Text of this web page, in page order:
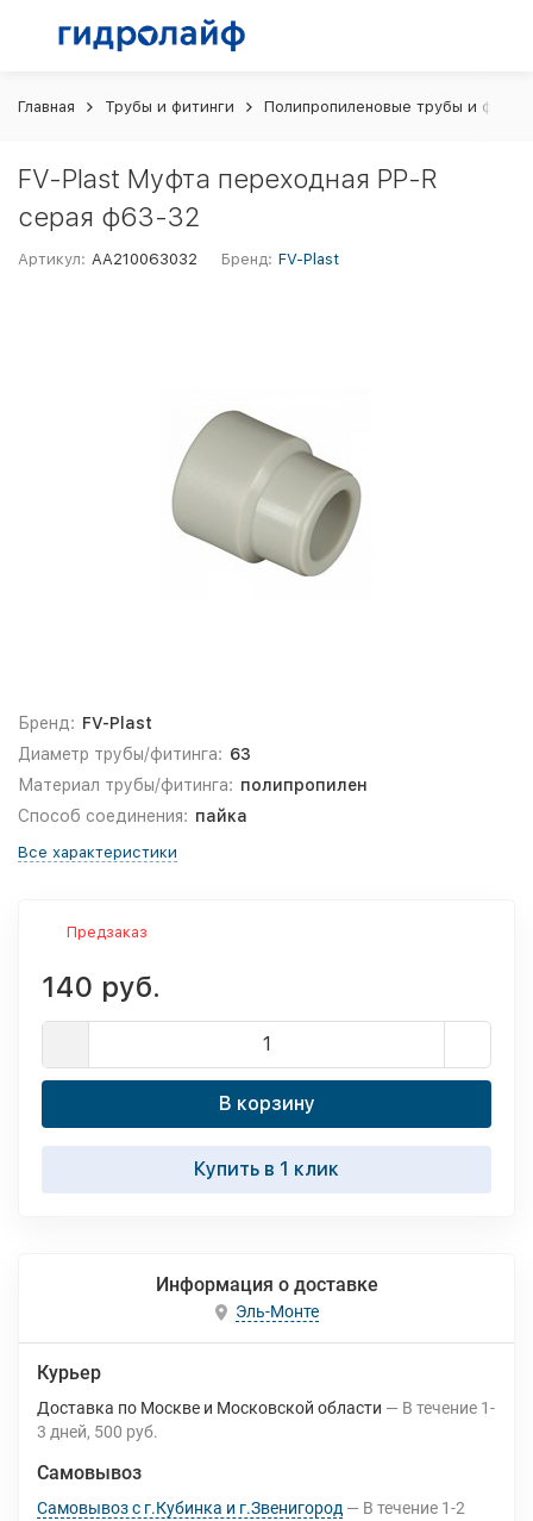
Главная Трубы и фитинги Полипропиленовые трубы и
FV-Plast Муфта переходная PP-R
серая ф63-32
Артикул: AA210063032 Бренд: FV-Plast
Бренд: FV-Plast
Диаметр трубы/фитинга: 63
Материал трубы/фитинга: полипропилен
Способ соединения: пайка
Все характеристики
Предзаказ
140 руб.
В корзину
Купить в 1 клик
Информация о доставке
Эль-Монте
Курьер
Доставка по Москве и Московской области В течение 1-
3 дней 500 руб.
Самовывоз
Самовывоз с г.Кубинка и г.Звенигород В течение 1-2